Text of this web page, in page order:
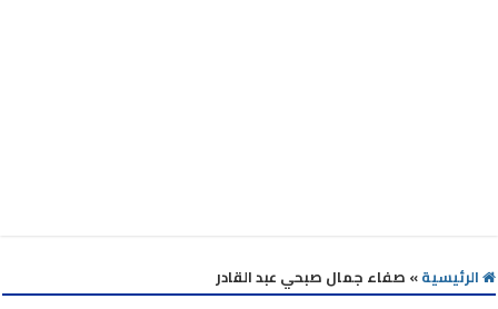
الرئيسية» صفاء جمال صبحي عبد القادر